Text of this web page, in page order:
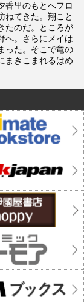
香里のもとへフロ
ねてきた。翔こと
たのだ。ところが
へ。さらにメイは
った。そこで竜の
まきこまれるはめ